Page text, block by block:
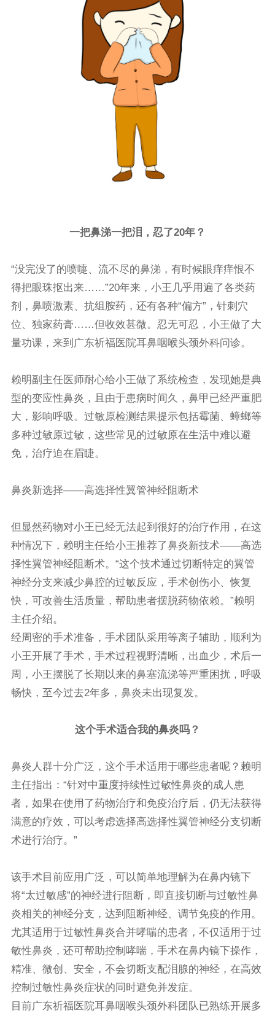
一把鼻涕一把泪，忍了20年？
“没完没了的喷嚏、流不尽的鼻涕，有时候眼痒痒恨不
得把眼珠抠出来……”20年来，小王几乎用遍了各类药
剂，鼻喷激素、抗组胺药，还有各种“偏方”，针刺穴
位、独家药膏……但收效甚微。忍无可忍，小王做了大
量功课，来到广东祈福医院耳鼻咽喉头颈外科问诊。
赖明副主任医师耐心给小王做了系统检查，发现她是典
型的变应性鼻炎，且由于患病时间久，鼻甲已经严重肥
大，影响呼吸。过敏原检测结果提示包括霉菌、蟑螂等
多种过敏原过敏，这些常见的过敏原在生活中难以避
免，治疗迫在眉睫。
鼻炎新选择——高选择性翼管神经阻断术
但显然药物对小王已经无法起到很好的治疗作用，在这
种情况下，赖明主任给小王推荐了鼻炎新技术——高选
择性翼管神经阻断术。“这个技术通过切断特定的翼管
神经分支来减少鼻腔的过敏反应，手术创伤小、恢复
快，可改善生活质量，帮助患者摆脱药物依赖。”赖明
主任介绍。
经周密的手术准备，手术团队采用等离子辅助，顺利为
小王开展了手术，手术过程视野清晰，出血少，术后一
周，小王摆脱了长期以来的鼻塞流涕等严重困扰，呼吸
畅快，至今过去2年多，鼻炎未出现复发。
这个手术适合我的鼻炎吗？
鼻炎人群十分广泛，这个手术适用于哪些患者呢？赖明
主任指出：“针对中重度持续性过敏性鼻炎的成人患
者，如果在使用了药物治疗和免疫治疗后，仍无法获得
满意的疗效，可以考虑选择高选择性翼管神经分支切断
术进行治疗。”
该手术目前应用广泛，可以简单地理解为在鼻内镜下
将“太过敏感”的神经进行阻断，即直接切断与过敏性鼻
炎相关的神经分支，达到阻断神经、调节免疫的作用。
尤其适用于过敏性鼻炎合并哮喘的患者，不仅适用于过
敏性鼻炎，还可帮助控制哮喘，手术在鼻内镜下操作，
精准、微创、安全，不会切断支配泪腺的神经，在高效
控制过敏性鼻炎症状的同时避免并发症。
目前广东祈福医院耳鼻咽喉头颈外科团队已熟练开展多